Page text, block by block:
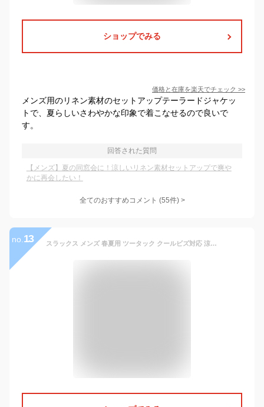
ショップでみる
価格と在庫を楽天でチェック >>
メンズ用のリネン素材のセットアップテーラードジャケッ
トで、夏らしいさわやかな印象で着こなせるので良いで
す。
回答された質問
【メンズ】夏の同窓会に！涼しいリネン素材セットアップで爽や
かに再会したい！
全てのおすすめコメント (55件) >
no. 13 スラックス メンズ 春夏用 ツータック クールビズ対応 涼しい夏用ビジネスパンツ 大きいサイズあり 家庭で洗えるウォッシャブル仕様 通勤やオフィスに最適 紳士用ズボン パンツ ビジネススラックス